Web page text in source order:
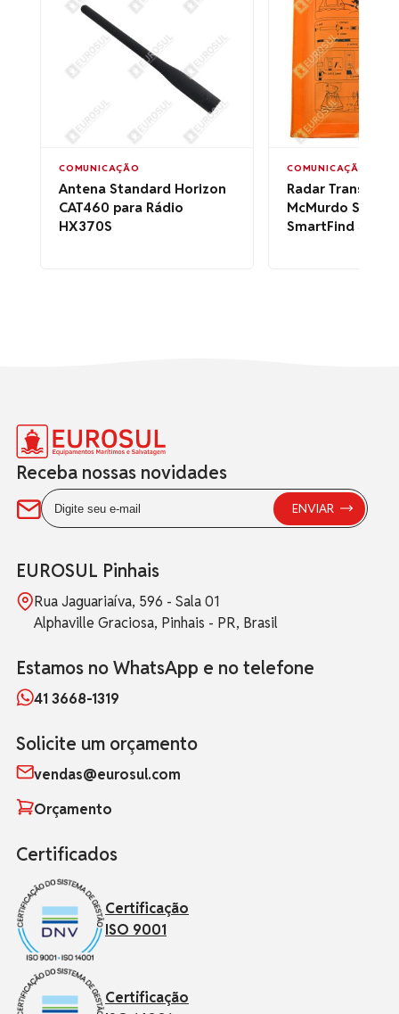
COMUNICAÇÃO
Antena Standard Horizon
CAT460 para Rádio
HX370S
COMUNICAÇÃO
Radar
McMurdo S5A
SmartFind SART
Receba nossas novidades
EUROSUL Pinhais
Rua Jaguariaíva, 596 - Sala 01
Alphaville Graciosa, Pinhais - PR, Brasil
Estamos no WhatsApp e no telefone
41 3668-1319
Solicite um orçamento
vendas@eurosul.com
Orçamento
Certificados
Certificação
ISO 9001
Certificação